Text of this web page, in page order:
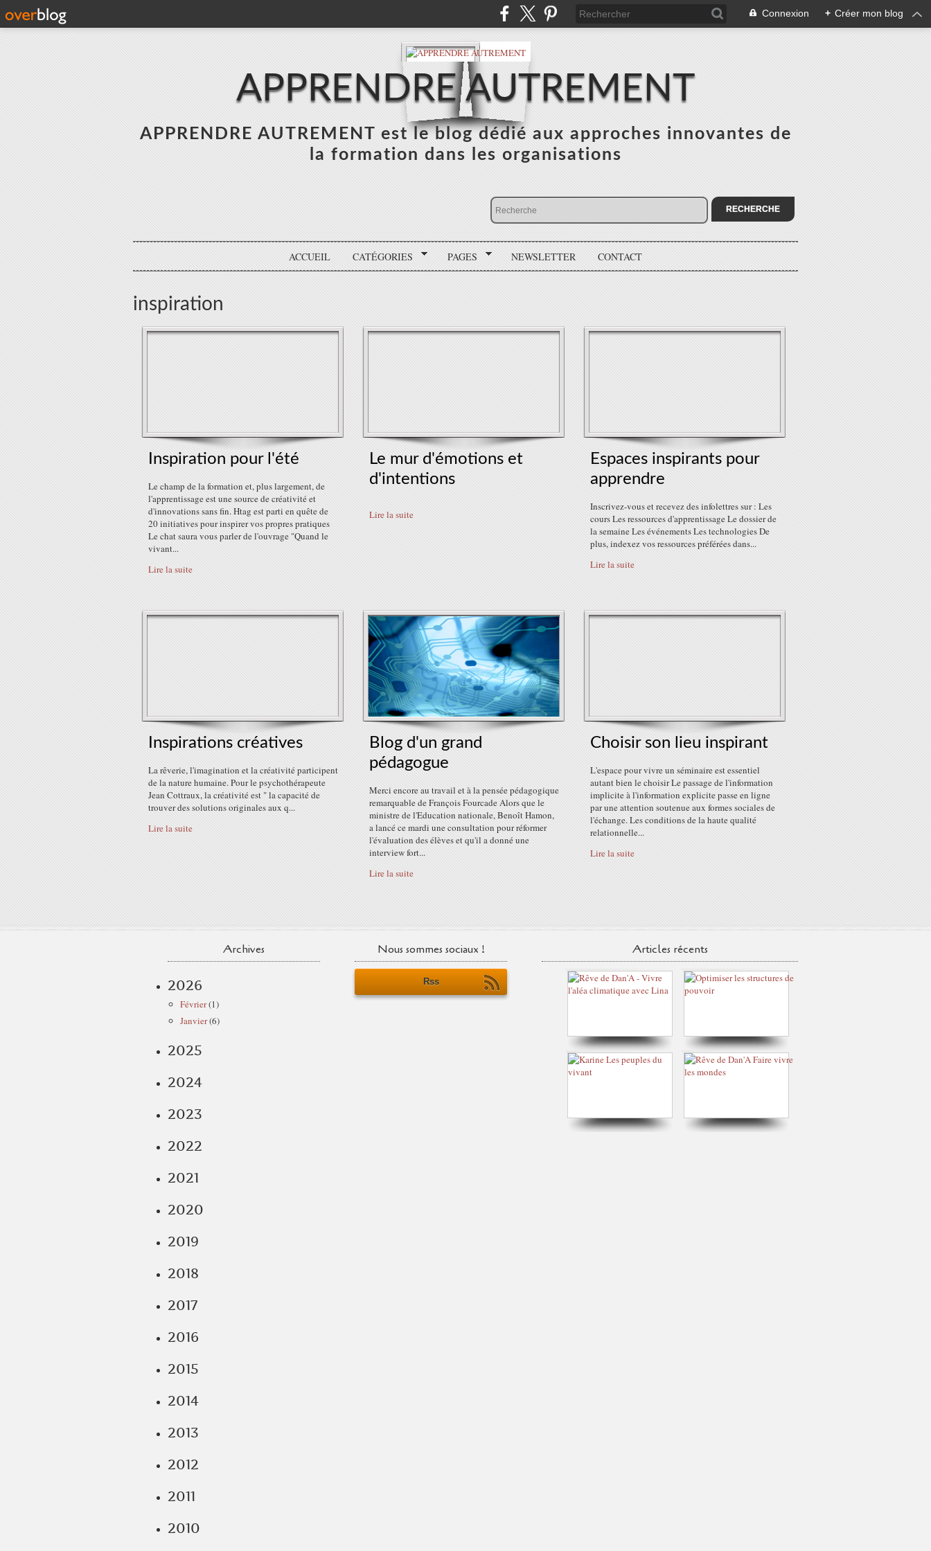
Connexion + Créer mon blog
APPRENDRE AUTREMENT
APPRENDRE AUTREMENT est le blog dédié aux approches innovantes de
la formation dans les organisations
ACCUEIL CATÉGORIES PAGES NEWSLETTER CONTACT
inspiration
Inspiration pour l'été
Le champ de la formation et, plus largement, de
l'apprentissage est une source de créativité et
d'innovations sans fin. Htag est parti en quête de
20 initiatives pour inspirer vos propres pratiques
Le chat saura vous parler de l'ouvrage "Quand le
vivant...
Lire la suite
Le mur d'émotions et
d'intentions
Lire la suite
Espaces inspirants pour
apprendre
Inscrivez-vous et recevez des infolettres sur : Les
cours Les ressources d'apprentissage Le dossier de
la semaine Les événements Les technologies De
plus, indexez vos ressources préférées dans...
Lire la suite
Inspirations créatives
La rêverie, l'imagination et la créativité participent
de la nature humaine. Pour le psychothérapeute
Jean Cottraux, la créativité est " la capacité de
trouver des solutions originales aux q...
Lire la suite
Blog d'un grand
pédagogue
Merci encore au travail et à la pensée pédagogique
remarquable de François Fourcade Alors que le
ministre de l'Education nationale, Benoît Hamon,
a lancé ce mardi une consultation pour réformer
l'évaluation des élèves et qu'il a donné une
interview fort...
Lire la suite
Choisir son lieu inspirant
L'espace pour vivre un séminaire est essentiel
autant bien le choisir Le passage de l'information
implicite à l'information explicite passe en ligne
par une attention soutenue aux formes sociales de
l'échange. Les conditions de la haute qualité
relationnelle...
Lire la suite
Archives
2026
Février(1)
Janvier(6)
2025
2024
2023
2022
2021
2020
2019
2018
2017
2016
2015
2014
2013
2012
2011
2010
Nous sommes sociaux !
Rss
Articles récents